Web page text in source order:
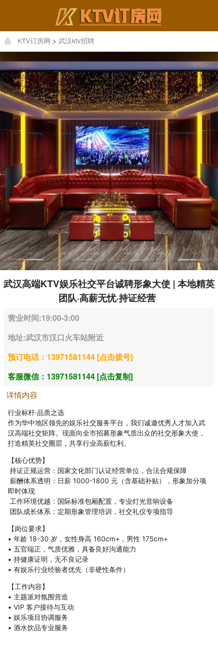
KTV订房网 > 武汉ktv招聘
武汉高端KTV娱乐社交平台诚聘形象大使 | 本地精英
团队·高薪无忧·持证经营
营业时间:19:00-3:00
地址:武汉市汉口火车站附近
预订电话：13971581144 [点击拨号]
客服微信：13971581144 [点击复制]
详情内容
行业标杆·品质之选
作为华中地区领先的娱乐社交服务平台 ， 我们诚邀优秀 人才加入武
汉高端社交矩阵。 现面向全市招募形象气质出众的社交形象大使 ，
打造精英社交圈层 ， 共享行业高薪红利。
【核心优势】
持证正规运营 ： 国家文化部门认证经营单位 ， 合法合规保障
薪酬体系透明 ： 日薪 1000-1800 元 （含基础补贴） ， 形象加分项
即时体现
工作环境优越 ： 国际标准包厢配置 ， 专业灯光音响设备
团队成长体系 ： 定期形象管理培训 ， 社交礼仪专项指导
【岗位要求】
• 年龄 18-30 岁 ， 女性身高 160cm+ ， 男性 175cm+
• 五官端正 ， 气质优雅 ， 具备良好沟通能力
• 持健康证明 ， 无不良记录
• 有娱乐行业经验者优先 （非硬性条件）
【工作内容】
• 主题派对氛围营造
• VIP 客户接待与互动
• 娱乐项目协调服务
• 酒水饮品专业服务